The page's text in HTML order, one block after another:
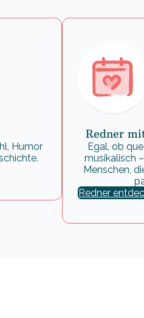
Humor
Redner
Egal, ob
musikalisch
Menschen,
Redner